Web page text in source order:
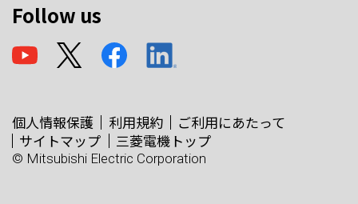
Follow us
個人情報保護 利用規約
ご利用にあたって
サイトマップ
三菱電機トップ
© Mitsubishi Electric Corporation